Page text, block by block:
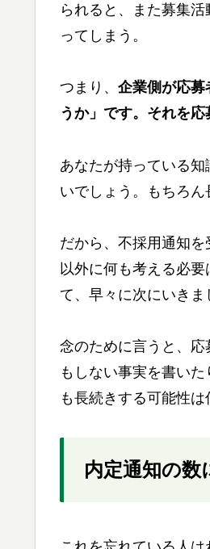
られると、また募集
ってしまう。
つまり、 企業側が応募
うか」です。それを
あなたが持っている
いでしょう。もちろん
だから、不採用通知
以外に何も考える必
て、早々に次にいきま
念のために言うと、
もしない事実を書い
も長続きする可能性
内定通知の数